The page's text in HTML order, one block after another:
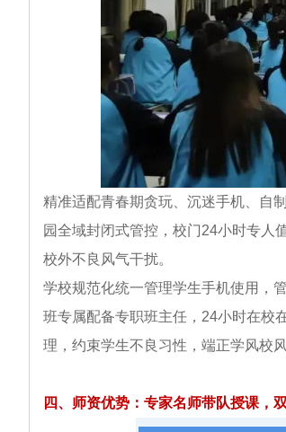
精准适配青春期贪玩、沉迷手机、自
园全域封闭式管控，校门24小时专人
校外不良风气干扰。
学校规范化统一管理学生手机使用，
班专属配备专职班主任，24小时在校
理，约束学生不良习性，端正学风校风
四、师资优势：专家名师带队授课，